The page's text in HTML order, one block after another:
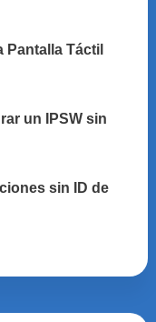
Pantalla Táctil
un IPSW sin
sin ID de